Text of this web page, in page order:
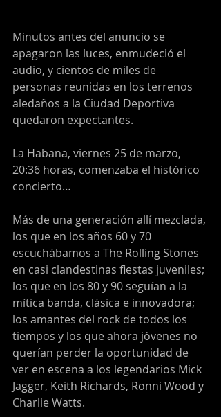
Minutos antes del anuncio se
apagaron las luces, enmudeció el
audio, y cientos de miles de
personas reunidas en los terrenos
aledaños a la Ciudad Deportiva
quedaron expectantes.
La Habana, viernes 25 de marzo,
20:36 horas, comenzaba el histórico
concierto…
Más de una generación allí mezclada,
los que en los años 60 y 70
escuchábamos a The Rolling Stones
en casi clandestinas fiestas juveniles;
los que en los 80 y 90 seguían a la
mítica banda, clásica e innovadora;
los amantes del rock de todos los
tiempos y los que ahora jóvenes no
querían perder la oportunidad de
ver en escena a los legendarios Mick
Jagger, Keith Richards, Ronni Wood y
Charlie Watts.